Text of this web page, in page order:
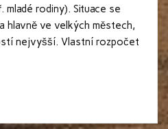
mladé rodiny). Situace se
hlavně ve velkých městech,
nejvyšší. Vlastní rozpočet